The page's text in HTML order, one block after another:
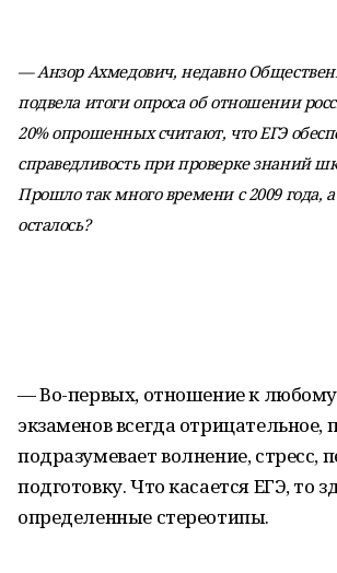
— Анзор Ахмедович, недавно
подвела итоги опроса об отношении
20% опрошенных считают, что ЕГЭ
справедливость при проверке знаний
Прошло так много времени с 2009 года,
осталось?
— Во-первых, отношение к
экзаменов всегда отрицательное,
подразумевает волнение, стресс,
подготовку. Что касается ЕГЭ, то
определенные стереотипы.